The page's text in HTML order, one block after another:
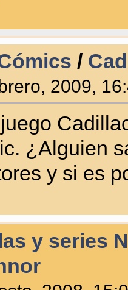
/
2009,
¿Alguien
y si es
y series